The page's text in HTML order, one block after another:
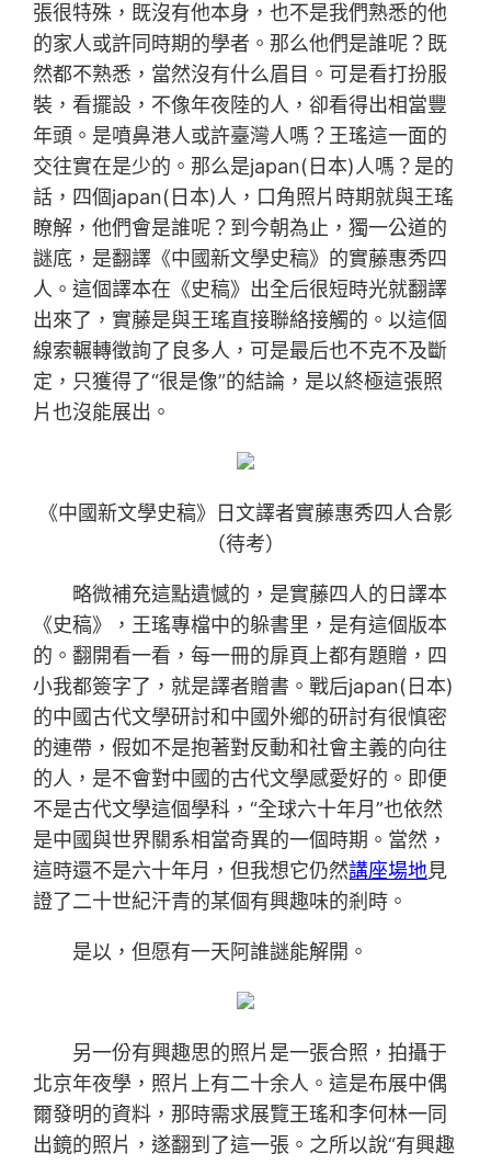
張很特殊，既沒有他本身，也不是我們熟悉的他
的家人或許同時期的學者。那么他們是誰呢？既
然都不熟悉，當然沒有什么眉目。可是看打扮服
裝，看擺設，不像年夜陸的人，卻看得出相當豐
年頭。是噴鼻港人或許臺灣人嗎？王瑤這一面的
交往實在是少的。那么是japan(日本)人嗎？是的
話，四個japan(日本)人，口角照片時期就與王瑤
瞭解，他們會是誰呢？到今朝為止，獨一公道的
謎底，是翻譯《中國新文學史稿》的實藤惠秀四
人。這個譯本在《史稿》出全后很短時光就翻譯
出來了，實藤是與王瑤直接聯絡接觸的。以這個
線索輾轉徵詢了良多人，可是最后也不克不及斷
定，只獲得了“很是像”的結論，是以終極這張照
片也沒能展出。
《中國新文學史稿》日文譯者實藤惠秀四人合影
（待考）
略微補充這點遺憾的，是實藤四人的日譯本
《史稿》，王瑤專檔中的躲書里，是有這個版本
的。翻開看一看，每一冊的扉頁上都有題贈，四
小我都簽字了，就是譯者贈書。戰后japan(日本)
的中國古代文學研討和中國外鄉的研討有很慎密
的連帶，假如不是抱著對反動和社會主義的向往
的人，是不會對中國的古代文學感愛好的。即便
不是古代文學這個學科，“全球六十年月”也依然
是中國與世界關系相當奇異的一個時期。當然，
這時還不是六十年月，但我想它仍然講座場地見
證了二十世紀汗青的某個有興趣味的剎時。
是以，但愿有一天阿誰謎能解開。
另一份有興趣思的照片是一張合照，拍攝于
北京年夜學，照片上有二十余人。這是布展中偶
爾發明的資料，那時需求展覽王瑤和李何林一同
出鏡的照片，遂翻到了這一張。之所以說“有興趣